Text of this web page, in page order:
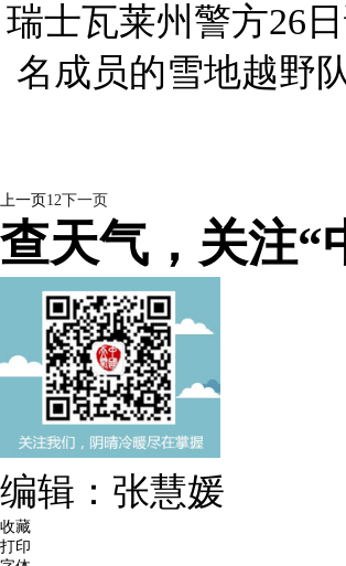
瑞士瓦莱州警方26
名成员的雪地越野
上一页12下一页
查天气，关注“
编辑：张慧媛
收藏
打印